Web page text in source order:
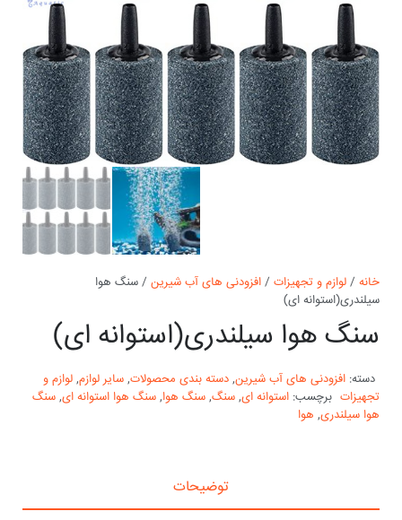
درباره ما
تماس با ما
خانه / لوازم و تجهیزات / افزودنی های آب شیرین / سنگ هوا
سیلندری(استوانه ای)
سنگ هوا سیلندری(استوانه ای)
دسته: افزودنی های آب شیرین, دسته بندی محصولات, سایر لوازم, لوازم و
تجهیزات برچسب: استوانه ای, سنگ, سنگ هوا, سنگ هوا استوانه ای, سنگ
هوا سیلندری, هوا
توضیحات